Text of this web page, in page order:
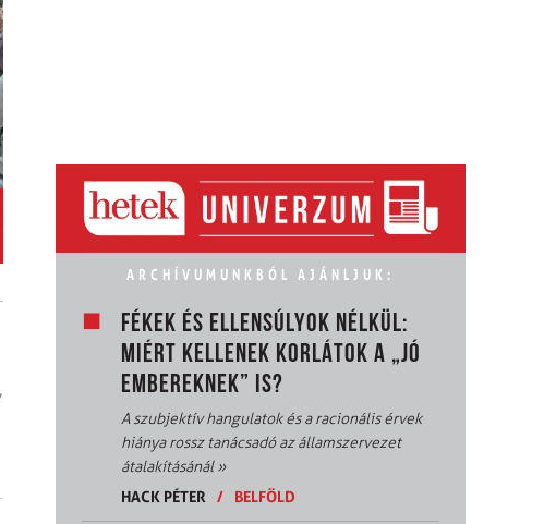
ARCHÍVUMUNKBÓL AJÁNLJUK:
FÉKEK ÉS ELLENSÚLYOK NÉLKÜL:
MIÉRT KELLENEK KORLÁTOK A „JÓ
EMBEREKNEK” IS?
A szubjektív hangulatok és a racionális érvek
hiánya rossz tanácsadó az államszervezet
átalakításánál»
HACK PÉTER
/ BELFÖLD